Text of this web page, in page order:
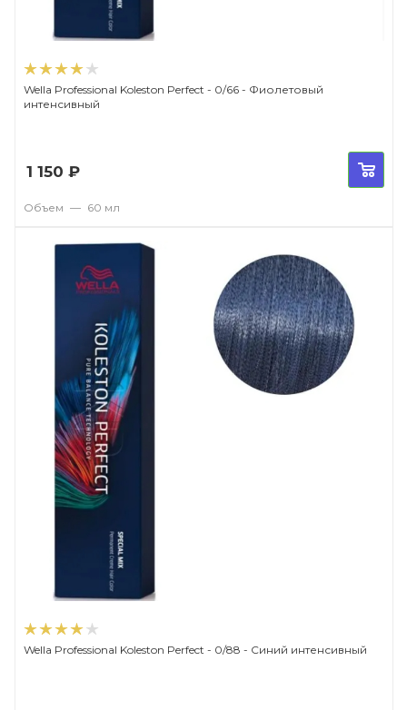
Wella Professional Koleston Perfect - 0/66 - Фиолетовый
интенсивный
1 150 ₽
Объем — 60 мл
Wella Professional Koleston Perfect - 0/88 - Синий интенсивный